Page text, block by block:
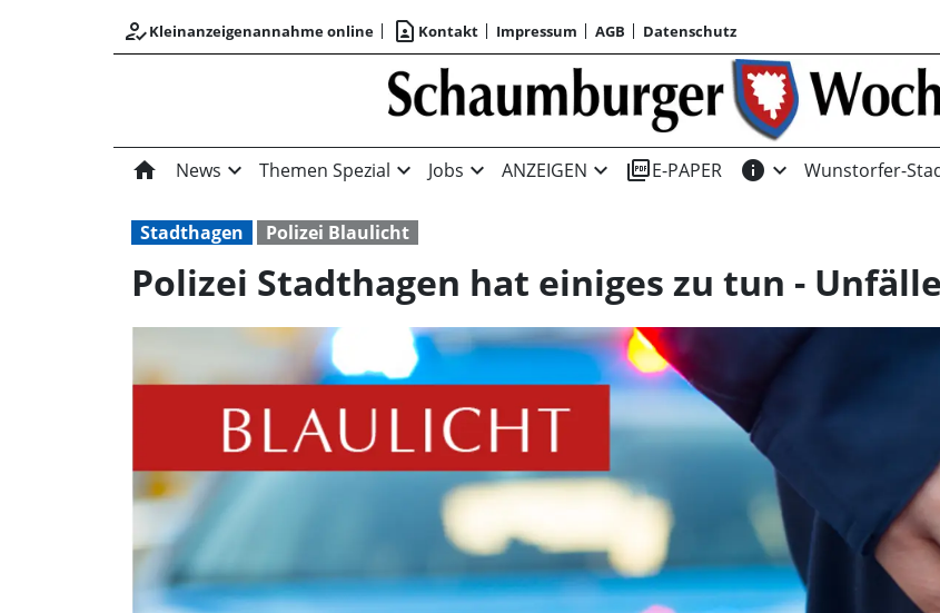
how_to_regKleinanzeigenannahme online contact_page Kontakt Impressum AGB Datenschutz
home News expand_more Themen Spezial expand_more Jobs expand_more ANZEIGEN expand_more picture_as_pdfE-PAPER info expand_more Wunstorfer-
Stadthagen Polizei Blaulicht
Polizei Stadthagen hat einiges zu tun -